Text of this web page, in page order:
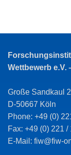
Wettbewerb e.V.
Große Sandkaul 2
D-50667 Köln
Phone: +49 (0)
Fax: +49 (0) 221 /
E-Mail: fiw@fiw-